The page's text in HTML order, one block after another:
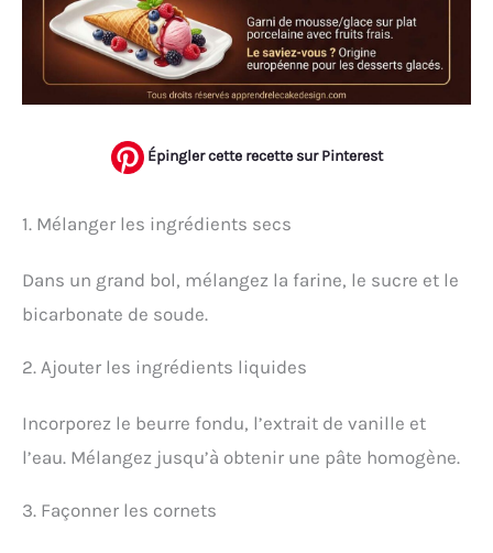
Épingler cette recette sur Pinterest
1. Mélanger les ingrédients secs
Dans un grand bol, mélangez la farine, le sucre et le
bicarbonate de soude.
2. Ajouter les ingrédients liquides
Incorporez le beurre fondu, l’extrait de vanille et
l’eau. Mélangez jusqu’à obtenir une pâte homogène.
3. Façonner les cornets